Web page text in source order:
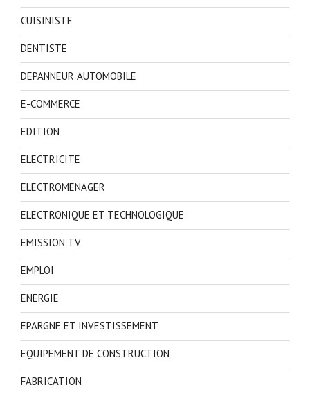
CUISINISTE
DENTISTE
DEPANNEUR AUTOMOBILE
E-COMMERCE
EDITION
ELECTRICITE
ELECTROMENAGER
ELECTRONIQUE ET TECHNOLOGIQUE
EMISSION TV
EMPLOI
ENERGIE
EPARGNE ET INVESTISSEMENT
EQUIPEMENT DE CONSTRUCTION
FABRICATION